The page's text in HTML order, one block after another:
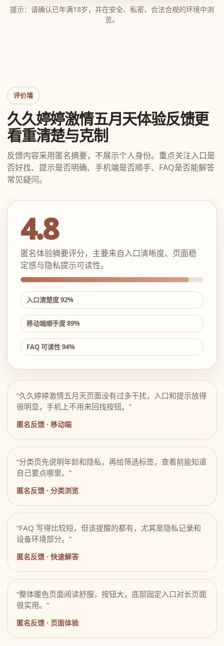
提示：请确认已年满18岁，并在安全、私密、合法合规的环境中浏
览。
评价墙
久久婷婷激情五月天体验反馈更
看重清楚与克制
反馈内容采用匿名摘要，不展示个人身份。重点关注入口是
否好找、提示是否明确、手机端是否顺手、FAQ是否能解答
常见疑问。
4.8
匿名体验摘要评分，主要来自入口清晰度、页面稳
定感与隐私提示可读性。
入口清楚度 92%
移动端顺手度 89%
FAQ 可读性 94%
“久久婷婷激情五月天页面没有过多干扰，入口和提示放得
很明显，手机上不用来回找按钮。”
匿名反馈 · 移动端
“分类页先说明年龄和隐私，再给筛选标签，查看前能知道
自己要点哪里。”
匿名反馈 · 分类浏览
“FAQ 写得比较短，但该提醒的都有，尤其是隐私记录和
设备环境部分。”
匿名反馈 · 快速解答
“整体暖色页面阅读舒服，按钮大，底部固定入口对长页面
很实用。”
匿名反馈 · 页面体验